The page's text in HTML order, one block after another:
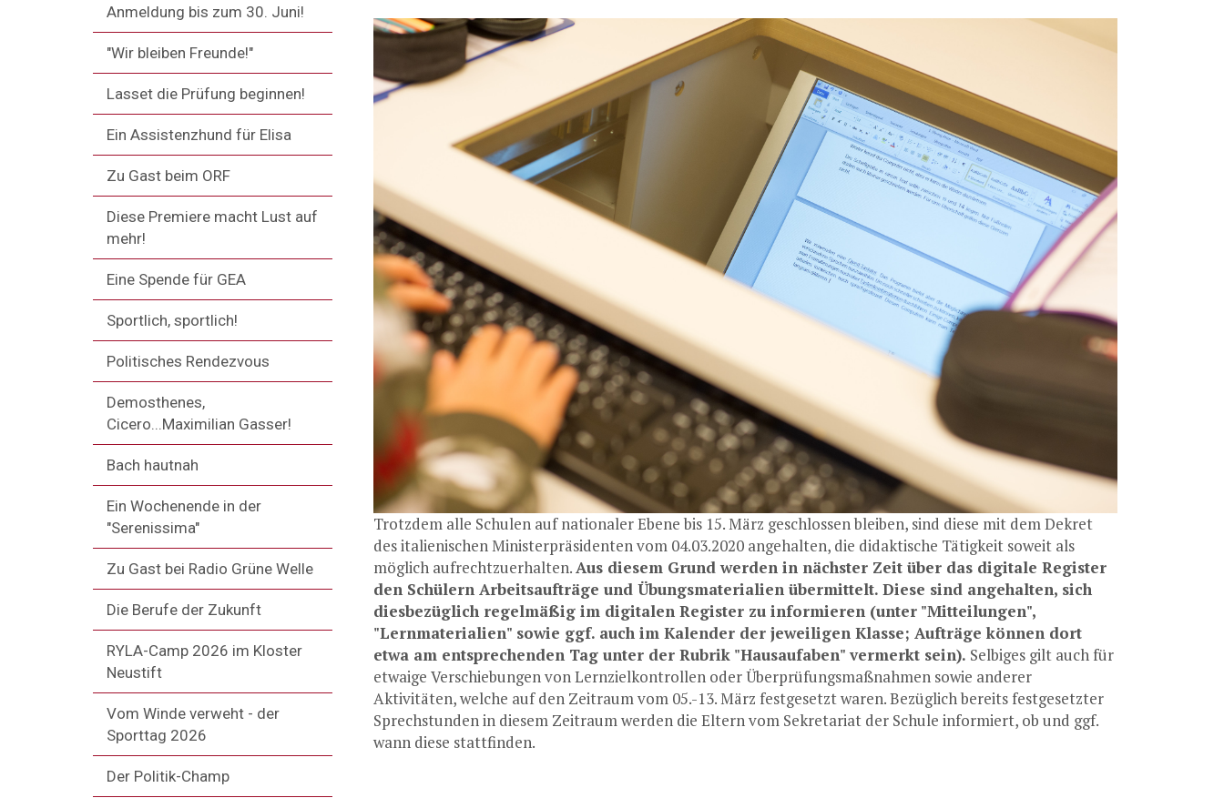
Anmeldung bis zum 30. Juni!
"Wir bleiben Freunde!"
Lasset die Prüfung beginnen!
Ein Assistenzhund für Elisa
Zu Gast beim ORF
Diese Premiere macht Lust auf
mehr!
Eine Spende für GEA
Sportlich, sportlich!
Politisches Rendezvous
Demosthenes,
Cicero...Maximilian Gasser!
Bach hautnah
Ein Wochenende in der
"Serenissima"
Zu Gast bei Radio Grüne Welle
Die Berufe der Zukunft
RYLA-Camp 2026 im Kloster
Neustift
Vom Winde verweht - der
Sporttag 2026
Der Politik-Champ
Trotzdem alle Schulen auf nationaler Ebene bis 15. März geschlossen bleiben, sind diese mit dem Dekret
des italienischen Ministerpräsidenten vom 04.03.2020 angehalten, die didaktische Tätigkeit soweit als
möglich aufrechtzuerhalten.Aus diesem Grund werden in nächster Zeit über das digitale Register
den Schülern Arbeitsaufträge und Übungsmaterialien übermittelt. Diese sind angehalten, sich
diesbezüglich regelmäßig im digitalen Register zu informieren (unter "Mitteilungen",
"Lernmaterialien" sowie ggf. auch im Kalender der jeweiligen Klasse; Aufträge können dort
etwa am entsprechenden Tag unter der Rubrik "Hausaufaben" vermerkt sein). Selbiges gilt auch für
etwaige Verschiebungen von Lernzielkontrollen oder Überprüfungsmaßnahmen sowie anderer
Aktivitäten, welche auf den Zeitraum vom 05.-13. März festgesetzt waren. Bezüglich bereits festgesetzter
Sprechstunden in diesem Zeitraum werden die Eltern vom Sekretariat der Schule informiert, ob und ggf.
wann diese stattfinden.